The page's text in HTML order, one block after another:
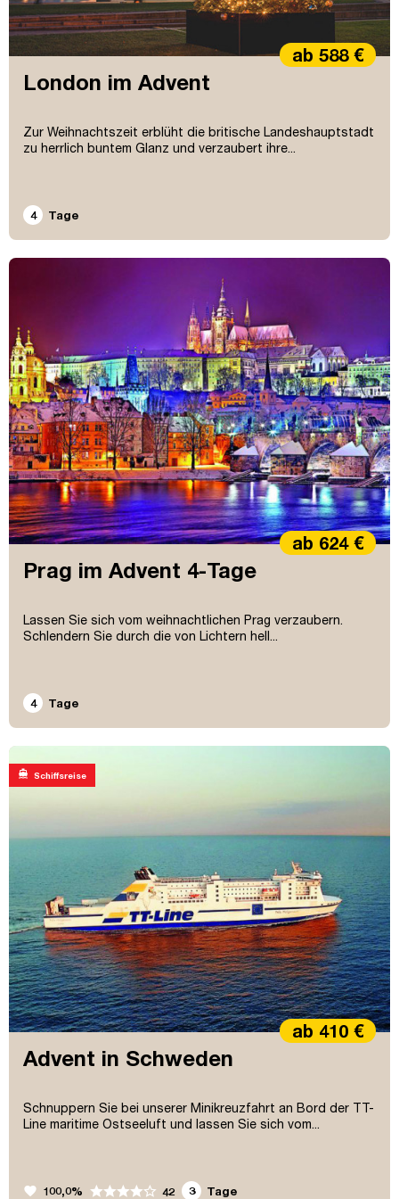
London im Advent
Zur Weihnachtszeit erblüht die britische Landeshauptstadt
zu herrlich buntem Glanz und verzaubert ihre...
ab 588 €
4 Tage
Prag im Advent 4-Tage
Lassen Sie sich vom weihnachtlichen Prag verzaubern.
Schlendern Sie durch die von Lichtern hell...
ab 624 €
4 Tage
directions_boat Schiffsreise
Advent in Schweden
Schnuppern Sie bei unserer Minikreuzfahrt an Bord der TT-
Line maritime Ostseeluft und lassen Sie sich vom...
ab 410 €
favorite 100,0% 42 3 Tage